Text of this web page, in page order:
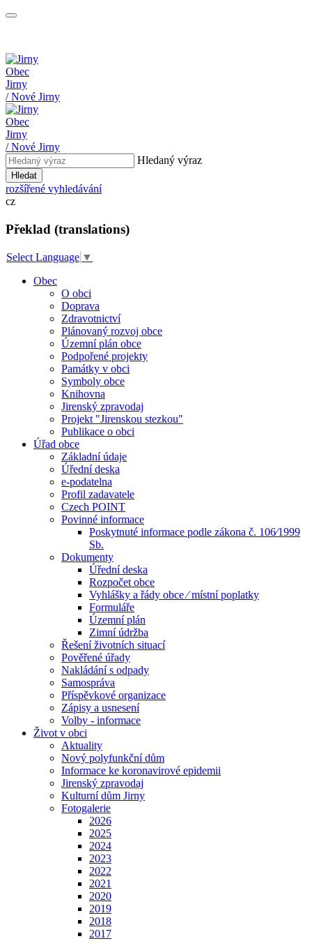
Obec
Jirny
/ Nové Jirny
Obec
Jirny
/ Nové Jirny
Hledaný výraz
Hledat
rozšířené vyhledávání
cz
Překlad (translations)
Select Language ▼
Obec
O obci
Doprava
Zdravotnictví
Plánovaný rozvoj obce
Územní plán obce
Podpořené projekty
Památky v obci
Symboly obce
Knihovna
Jirenský zpravodaj
Projekt "Jirenskou stezkou"
Publikace o obci
Úřad obce
Základní údaje
Úřední deska
e-podatelna
Profil zadavatele
Czech POINT
Povinné informace
Poskytnuté informace podle zákona č. 106⁄1999
Sb.
Dokumenty
Úřední deska
Rozpočet obce
Vyhlášky a řády obce ⁄ místní poplatky
Formuláře
Územní plán
Zimní údržba
Řešení životních situací
Pověřené úřady
Nakládání s odpady
Samospráva
Příspěvkové organizace
Zápisy a usnesení
Volby - informace
Život v obci
Aktuality
Nový polyfunkční dům
Informace ke koronavirové epidemii
Jirenský zpravodaj
Kulturní dům Jirny
Fotogalerie
2026
2025
2024
2023
2022
2021
2020
2019
2018
2017